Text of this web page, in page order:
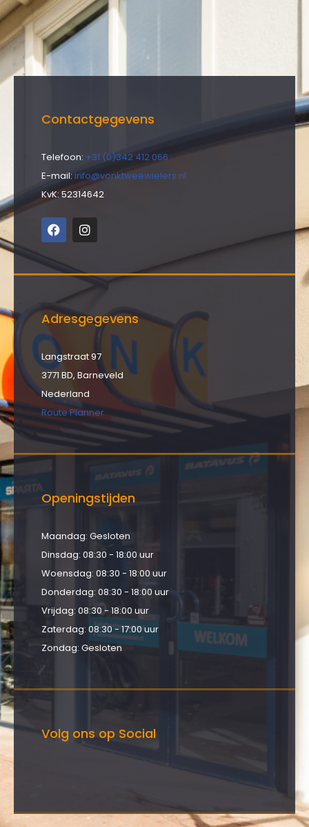
Contactgegevens
Telefoon: +31 (0)342 412 066
E-mail: info@vonktweewielers.nl
KvK: 52314642
Adresgegevens
Langstraat 97
3771 BD, Barneveld
Nederland
Route Planner
Openingstijden
Maandag: Gesloten
Dinsdag: 08:30 - 18:00 uur
Woensdag: 08:30 - 18:00 uur
Donderdag: 08:30 - 18:00 uur
Vrijdag: 08:30 - 18:00 uur
Zaterdag: 08:30 - 17:00 uur
Zondag: Gesloten
Volg ons op Social